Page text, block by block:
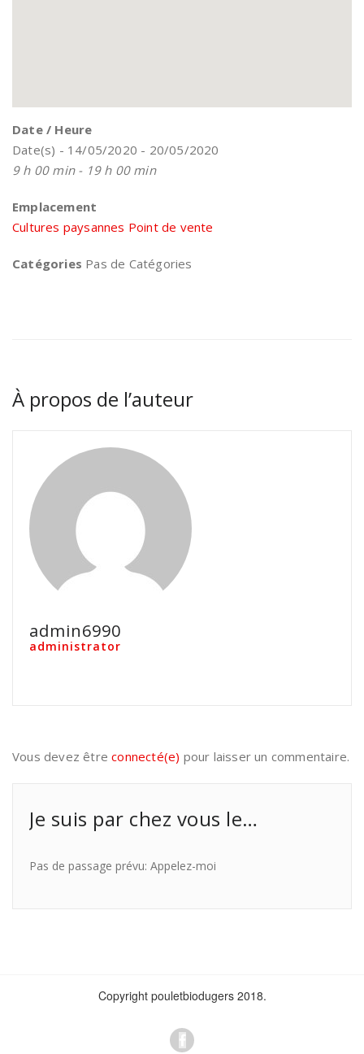
Date / Heure
Date(s) - 14/05/2020 - 20/05/2020
9 h 00 min - 19 h 00 min
Emplacement
Cultures paysannes Point de vente
Catégories Pas de Catégories
À propos de l’auteur
admin6990
administrator
Vous devez êtreconnecté(e) pour laisser un commentaire.
Je suis par chez vous le…
Pas de passage prévu: Appelez-moi
Copyright pouletbiodugers 2018.